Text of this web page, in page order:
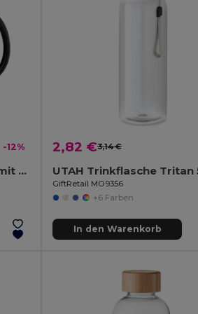
-12%
SUBLIDARK Kaffeebecher mit Farbwechsel
2,82 €3,14 €
UTAH Trinkflasche Tritan
GiftRetail MO9356
+6 Farben
In den Warenkorb